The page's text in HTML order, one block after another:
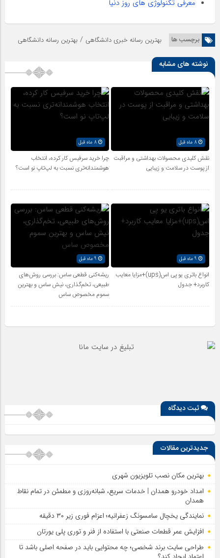
معرفی تکنولوژی های روز دنیا
برچسب ها بهترین رسانه خبری دانشگاهی / بهترین رسانه دانشگاهی
نوشته های مشابه
8 ماه قبل
نقش کلیدی محصولات بهداشتی و مراقبت
از پوست در سلامت و زیبایی
چرا خرید سرفیس کار کرده، انتخاب
هوشمندانه‌تری نسبت به لپ‌تاپ نو است؟
انواع باتری یو پی اس(ups)+مزایا معایب
کاربرد+ جدول
ریشه‌کنی قطعی ساس: بررسی روش‌های
طبیعی، تخم‌گذاری، نیش ساس و بهترین
سموم مخصوص ساس
ثبت دیدگاه
جدیدترین مقالات
بهترین مکان نصب تلویزیون شهری
امداد خودرو همدان | خدمات سریع، شبانه‌روزی و مطمئن در تمام نقاط
همدان
نمایندگی یخچال سامسونگ زعفرانیه؛ اعزام فوری زیر ۳۰ دقیقه
افزایش عمر قطعات صنعتی با استفاده از فنر و توری پلی یورتان
طراحی سایت برند شخصی؛ چه محتوایی باید در صفحه اصلی باشد تا